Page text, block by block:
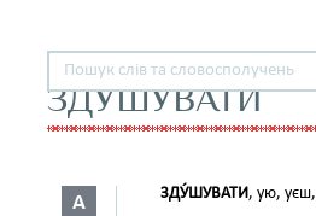
ЗДУШУВАТИ
А ЗДУ́ШУВАТИ, ую, уєш,